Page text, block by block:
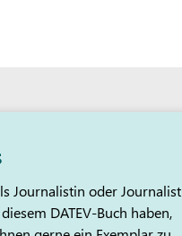
Journalistin oder Journalist
DATEV-Buch haben,